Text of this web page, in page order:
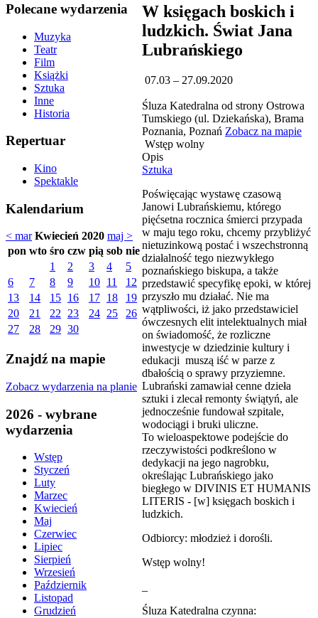
Polecane wydarzenia
Muzyka
Teatr
Film
Książki
Sztuka
Inne
Historia
Repertuar
Kino
Spektakle
Kalendarium
< mar Kwiecień 2020 maj >
pon wto śro czw pią sob nie
1
2 3 4
5
6
7 8 9 10 11
12
13
14 15 16 17 18
19
20
21 22 23 24 25
26
27
28 29 30
Znajdź na mapie
Zobacz wydarzenia na planie
2026 - wybrane
wydarzenia
Wstęp
Styczeń
Luty
Marzec
Kwiecień
Maj
Czerwiec
Lipiec
Sierpień
Wrzesień
Październik
Listopad
Grudzień
W księgach boskich i
ludzkich. Świat Jana
Lubrańskiego
07.03 – 27.09.2020
Śluza Katedralna od strony Ostrowa
Tumskiego (ul. Dziekańska), Brama
Poznania, Poznań Zobacz na mapie
Wstęp wolny
Opis
Sztuka
Poświęcając wystawę czasową
Janowi Lubrańskiemu, którego
pięćsetna rocznica śmierci przypada
w maju tego roku, chcemy przybliżyć
nietuzinkową postać i wszechstronną
działalność tego niezwykłego
poznańskiego biskupa, a także
przedstawić specyfikę epoki, w której
przyszło mu działać. Nie ma
wątpliwości, iż jako przedstawiciel
ówczesnych elit intelektualnych miał
on świadomość, że rozliczne
inwestycje w dziedzinie kultury i
edukacji muszą iść w parze z
dbałością o sprawy przyziemne.
Lubrański zamawiał cenne dzieła
sztuki i zlecał remonty świątyń, ale
jednocześnie fundował szpitale,
wodociągi i bruki uliczne.
To wieloaspektowe podejście do
rzeczywistości podkreślono w
dedykacji na jego nagrobku,
określając Lubrańskiego jako
biegłego w DIVINIS ET HUMANIS
LITERIS - [w] księgach boskich i
ludzkich.
Odbiorcy: młodzież i dorośli.
Wstęp wolny!
Śluza Katedralna czynna: